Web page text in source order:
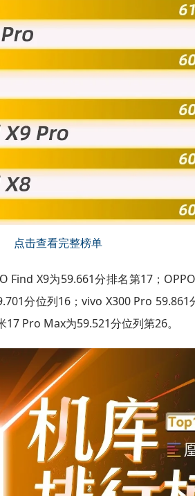
点击查看完整榜单
Find X9为59.661分排名第17；
分位列16；vivo X300 Pro 59.861
Pro Max为59.521分位列第26。